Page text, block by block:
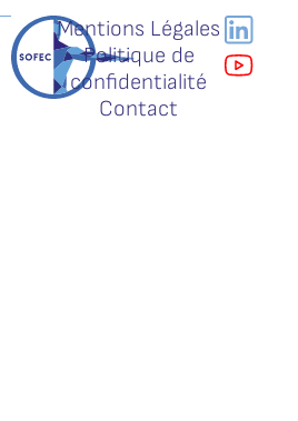
Mentions Légales
Politique de
confidentialité
Contact